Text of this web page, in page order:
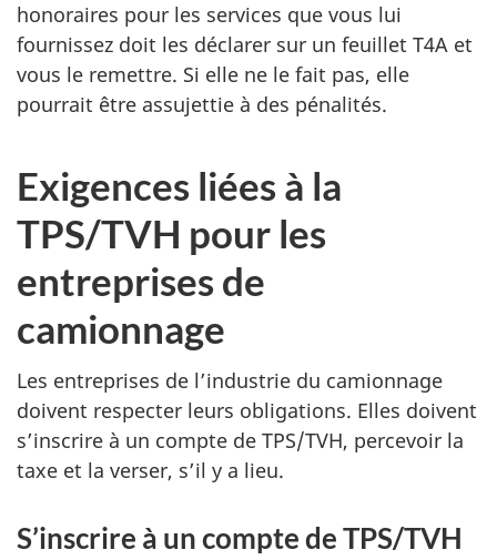
honoraires pour les services que vous lui
fournissez doit les déclarer sur un feuillet T4A et
vous le remettre. Si elle ne le fait pas, elle
pourrait être assujettie à des pénalités.
Exigences liées à la
TPS/TVH pour les
entreprises de
camionnage
Les entreprises de l’industrie du camionnage
doivent respecter leurs obligations. Elles doivent
s’inscrire à un compte de TPS/TVH, percevoir la
taxe et la verser, s’il y a lieu.
S’inscrire à un compte de TPS/TVH